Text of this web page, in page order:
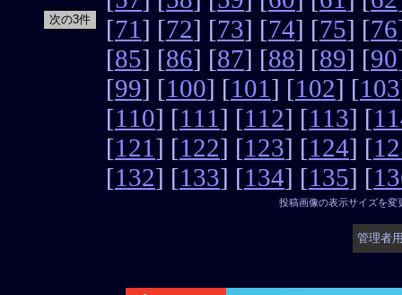
[71 ] [72] [73] [74] [75] [76
[85] [86] [87] [88] [89] [90
[99] [100] [101 ] [102] [103
[110] [111 ] [112] [113] [
[121 ] [122] [123] [124] [
[132] [133] [134] [135] [
投稿画像の表示サイズを変
管理者